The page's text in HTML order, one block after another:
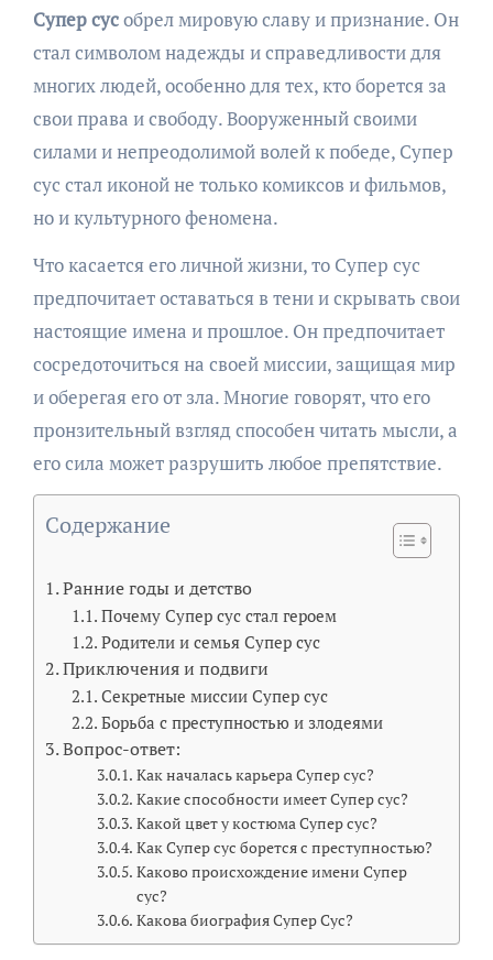
Супер сусобрел мировую славу и признание. Он
стал символом надежды и справедливости для
многих людей, особенно для тех, кто борется за
свои права и свободу. Вооруженный своими
силами и непреодолимой волей к победе, Супер
сус стал иконой не только комиксов и фильмов,
но и культурного феномена.
Что касается его личной жизни, то Супер сус
предпочитает оставаться в тени и скрывать свои
настоящие имена и прошлое. Он предпочитает
сосредоточиться на своей миссии, защищая мир
и оберегая его от зла. Многие говорят, что его
пронзительный взгляд способен читать мысли, а
его сила может разрушить любое препятствие.
Содержание
Ранние годы и детство
Почему Супер сус стал героем
Родители и семья Супер сус
Приключения и подвиги
Секретные миссии Супер сус
Борьба с преступностью и злодеями
Вопрос-ответ:
Как началась карьера Супер сус?
Какие способности имеет Супер сус?
Какой цвет у костюма Супер сус?
Как Супер сус борется с преступностью?
Каково происхождение имени Супер
сус?
Какова биография Супер Сус?